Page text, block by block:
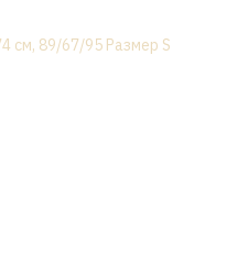
см, 89/67/95 Размер S